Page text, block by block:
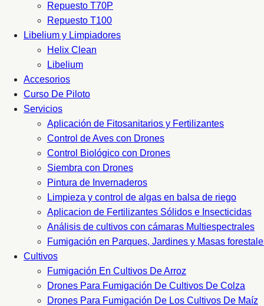
Repuesto T70P
Repuesto T100
Libelium y Limpiadores
Helix Clean
Libelium
Accesorios
Curso De Piloto
Servicios
Aplicación de Fitosanitarios y Fertilizantes
Control de Aves con Drones
Control Biológico con Drones
Siembra con Drones
Pintura de Invernaderos
Limpieza y control de algas en balsa de riego
Aplicacion de Fertilizantes Sólidos e Insecticidas
Análisis de cultivos con cámaras Multiespectrales
Fumigación en Parques, Jardines y Masas
Cultivos
Fumigación En Cultivos De Arroz
Drones Para Fumigación De Cultivos De Colza
Drones Para Fumigación De Los Cultivos De Maíz